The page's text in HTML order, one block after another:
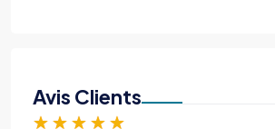
Avis Clients
★ ★ ★ ★ ★